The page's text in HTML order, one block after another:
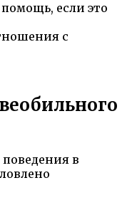
если это
с
в